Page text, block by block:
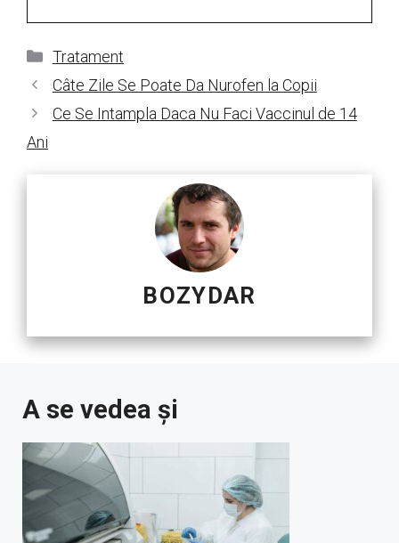
Categorii
Tratament
Câte Zile Se Poate Da Nurofen la Copii
Ce Se Intampla Daca Nu Faci Vaccinul de 14
Ani
BOZYDAR
A se vedea și